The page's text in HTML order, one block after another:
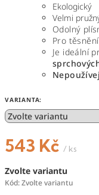
Ekologický
Velmi
Odolný
Pro
Je ideální
VARIANTA:
543 Kč / ks
cena:
Zvolte variantu
Kód:Zvolte variantu